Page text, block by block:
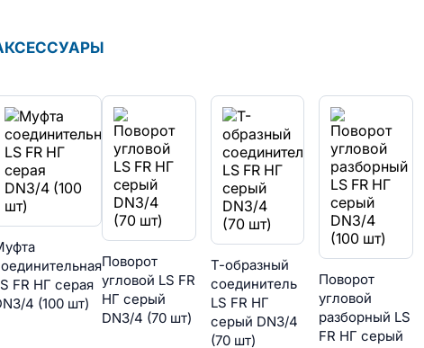
FR НГ серая
4 (100 шт)
Поворот
угловой LS FR
НГ серый
DN3/4 (70 шт)
Т-образный
соединитель
LS FR НГ
серый DN3/4
(70 шт)
Поворот
угловой
разборный LS
FR НГ серый